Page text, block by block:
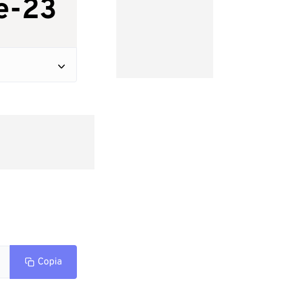
Copia